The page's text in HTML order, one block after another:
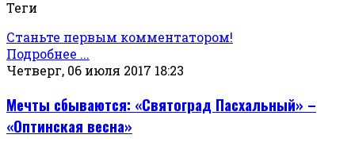
Теги
Станьте первым комментатором!
Подробнее ...
Четверг, 06 июля 2017 18:23
Мечты сбываются: «Святоград Пасхальный» –
«Оптинская весна»